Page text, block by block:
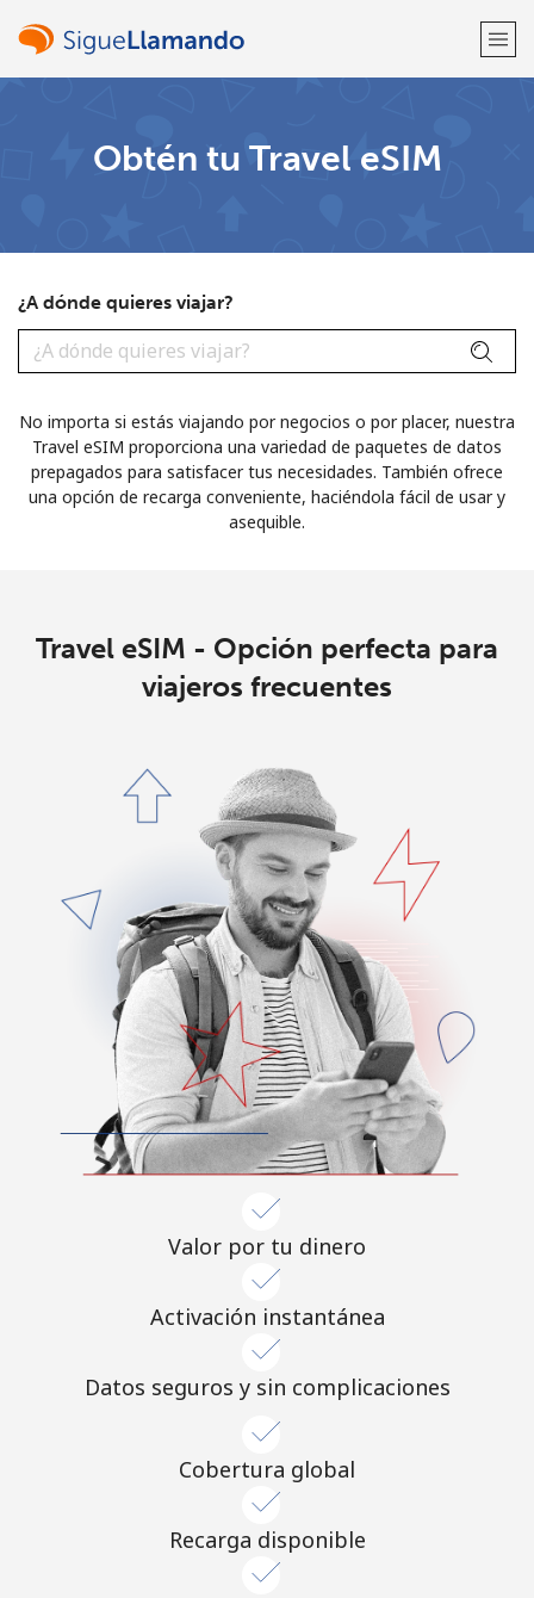
Regístrate con
Una letra mayúscula y una minúscula
Un caracter especial
Mantente en contacto para recibir nuestras mejores
Al abrir una cuenta en este sitio web, estoy de acuerdo con
Términos y condiciones.
Únete
¡Hola!
Inicia sesión oREGÍSTRATE →
Obtén tu Travel eSIM
¿A dónde quieres viajar?
No importa si estás viajando por negocios o por placer, nuestra
Travel eSIM proporciona una variedad de paquetes de datos
prepagados para satisfacer tus necesidades. También ofrece
una opción de recarga conveniente, haciéndola fácil de usar y
asequible.
Travel eSIM - Opción perfecta para
viajeros frecuentes
Valor por tu dinero
Activación instantánea
Datos seguros y sin complicaciones
Cobertura global
Recarga disponible